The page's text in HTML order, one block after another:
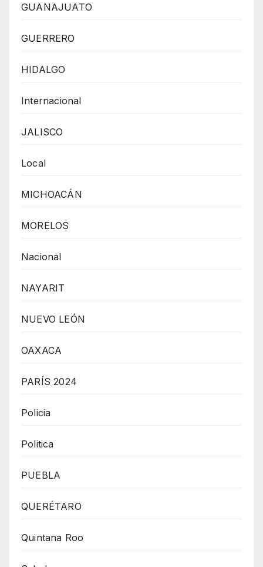
GUANAJUATO
GUERRERO
HIDALGO
Internacional
JALISCO
Local
MICHOACÁN
MORELOS
Nacional
NAYARIT
NUEVO LEÓN
OAXACA
PARÍS 2024
Policia
Politica
PUEBLA
QUERÉTARO
Quintana Roo